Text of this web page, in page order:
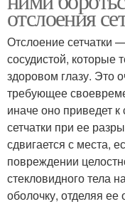
отслоения
Отслоение сетчатки
сосудистой, которые
здоровом глазу. Это
требующее
иначе оно приведет
сетчатки при ее
сдвигается с места,
повреждении
стекловидного тела
оболочку, отделяя ее